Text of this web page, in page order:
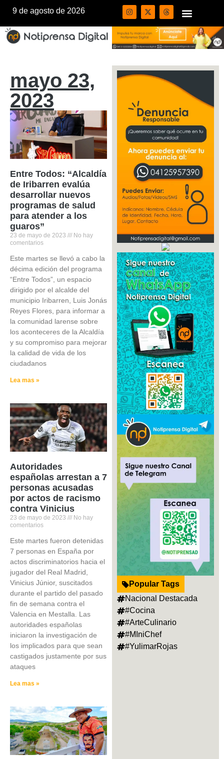
9 de agosto de 2026
mayo 23,
2023
Entre Todos: “Alcaldía
de Iribarren evalúa
desarrollar nuevos
programas de salud
para atender a los
guaros”
23 de mayo de 2023
No hay
comentarios
Este martes se llevó a cabo la
décima edición del programa
“Entre Todos”, un espacio
dirigido por el alcalde del
municipio Iribarren, Luis Jonás
Reyes Flores, para informar a
la comunidad larense sobre
los aconteceres de la Alcaldía
y su compromiso para mejorar
la calidad de vida de los
ciudadanos
Lea mas »
Autoridades
españolas arrestan a 7
personas acusadas
por actos de racismo
contra Vinicius
23 de mayo de 2023
No hay
comentarios
Este martes fueron detenidas
7 personas en España por
actos discriminatorios hacia el
jugador del Real Madrid,
Vinicius Júnior, suscitados
durante el partido del pasado
fin de semana contra el
Valencia en Mestalla. Las
autoridades españolas
iniciaron la investigación de
los implicados para que sean
castigados justamente por sus
ataques
Lea mas »
Popular Tags
Nacional Destacada
#Cocina
#ArteCulinario
#MIniChef
#YulimarRojas